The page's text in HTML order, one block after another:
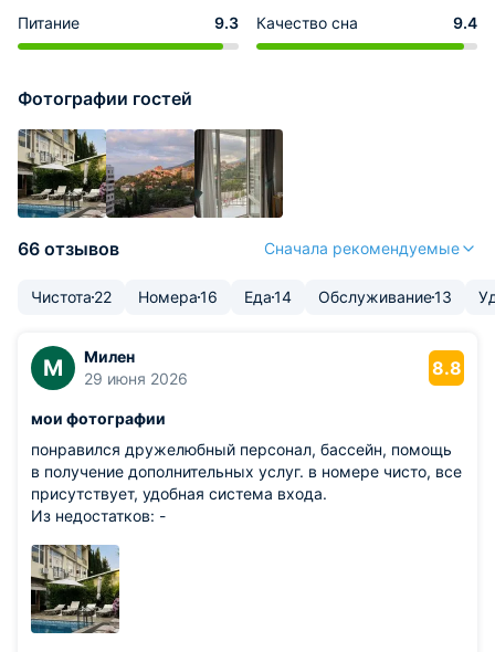
Питание 9.3 Качество сна 9.4
Фотографии гостей
66 отзывов Сначала рекомендуемые
Чистота 22 Номера16 Еда14 Обслуживание13
М
Милен
29 июня 2026
8.8
мои фотографии
понравился дружелюбный персонал, бассейн, помощь
в получение дополнительных услуг. в номере чисто, все
присутствует, удобная система входа.
Из недостатков: -